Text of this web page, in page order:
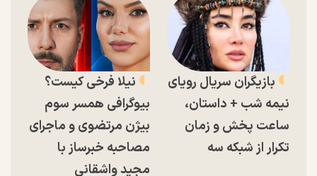
بازیگران سریال رویای
نیمه شب + داستان،
ساعت پخش و زمان
تکرار از شبکه سه
نیلا فرخی کیست؟
بیوگرافی همسر سوم
بیژن مرتضوی و ماجرای
مصاحبه خبرساز با
مجید واشقانی